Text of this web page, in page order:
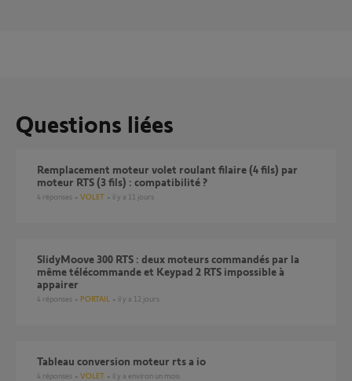
Questions liées
Remplacement moteur volet roulant filaire (4 fils) par
moteur RTS (3 fils) : compatibilité ?
4 réponses VOLET il y a 11 jours
SlidyMoove 300 RTS : deux moteurs commandés par la
même télécommande et Keypad 2 RTS impossible à
appairer
4 réponses PORTAIL il y a 12 jours
Tableau conversion moteur rts a io
4 réponses VOLET il y a environ un mois